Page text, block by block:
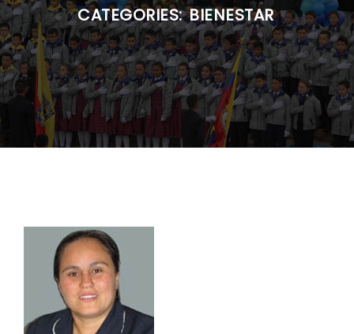
CATEGORIES:BIENESTAR